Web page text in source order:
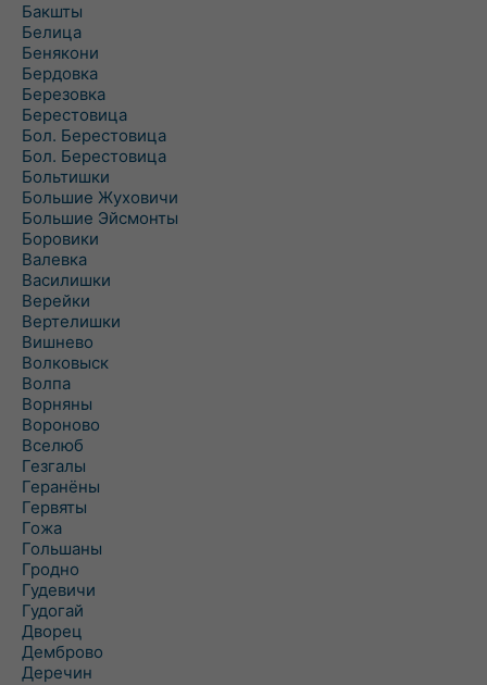
Бакшты
Белица
Бенякони
Бердовка
Березовка
Берестовица
Бол. Берестовица
Бол. Берестовица
Больтишки
Большие Жуховичи
Большие Эйсмонты
Боровики
Валевка
Василишки
Верейки
Вертелишки
Вишнево
Волковыск
Волпа
Ворняны
Вороново
Вселюб
Гезгалы
Геранёны
Гервяты
Гожа
Гольшаны
Гродно
Гудевичи
Гудогай
Дворец
Демброво
Деречин